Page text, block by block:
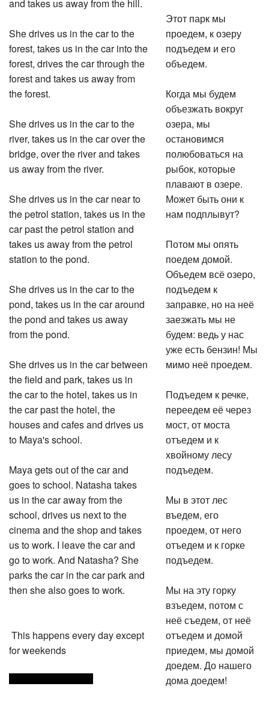
She drives us in the car to the
forest, takes us in the car into the
forest, drives the car through the
forest and takes us away from
the forest.
She drives us in the car to the
river, takes us in the car over the
bridge, over the river and takes
us away from the river.
She drives us in the car near to
the petrol station, takes us in the
car past the petrol station and
takes us away from the petrol
station to the pond.
She drives us in the car to the
pond, takes us in the car around
the pond and takes us away
from the pond.
She drives us in the car between
the field and park, takes us in
the car to the hotel, takes us in
the car past the hotel, the
houses and cafes and drives us
to Maya's school.
Maya gets out of the car and
goes to school. Natasha takes
us in the car away from the
school, drives us next to the
cinema and the shop and takes
us to work. I leave the car and
go to work. And Natasha? She
parks the car in the car park and
then she also goes to work.
This happens every day except
for weekends
Этот парк мы
проедем, к озеру
подъедем и его
объедем.
Когда мы будем
объезжать вокруг
озера, мы
остановимся
полюбоваться на
рыбок, которые
плавают в озере.
Может быть они к
нам подплывут?
Потом мы опять
поедем домой.
Объедем всё озеро,
подъедем к
заправке, но на неё
заезжать мы не
будем: ведь у нас
уже есть бензин! Мы
мимо неё проедем.
Подъедем к речке,
переедем её через
мост, от моста
отъедем и к
хвойному лесу
подъедем.
Мы в этот лес
въедем, его
проедем, от него
отъедем и к горке
подъедем.
Мы на эту горку
взъедем, потом с
неё съедем, от неё
отъедем и домой
приедем, мы домой
доедем. До нашего
дома доедем!